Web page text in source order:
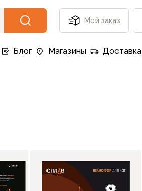
Мой заказ
Блог Магазины Доставка